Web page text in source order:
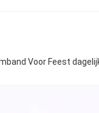
Voor Feest